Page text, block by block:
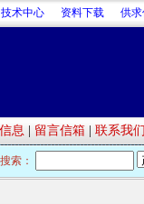
技术中心 资料下载 供求
息 留言信箱| 联系我们
索：